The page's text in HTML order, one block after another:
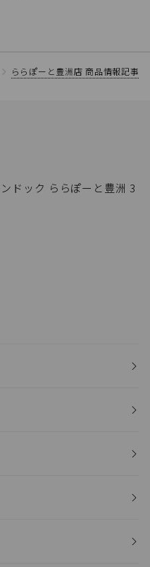
ららぽーと豊洲店 商品情報記事
ドック ららぽーと豊洲 3